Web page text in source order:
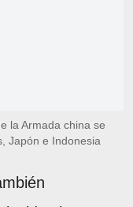
la Armada china se
Japón e Indonesia